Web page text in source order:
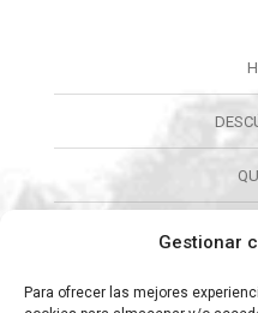
Gestionar
Para ofrecer las mejores